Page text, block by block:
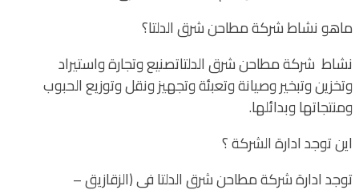
ماهو نشاط شركة مطاحن شرق الدلتا؟
نشاط شركة مطاحن شرق الدلتاتصنيع وتجارة واستيراد
وتخزين وتبخير وصيانة وتعبئة وتجهيز ونقل وتوزيع الحبوب
ومنتجاتها وبدائلها.
اين توجد ادارة الشركة ؟
توجد ادارة شركة مطاحن شرق الدلتا فى (الزقازيق –